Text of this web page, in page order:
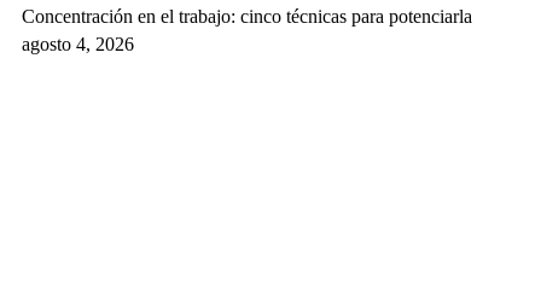
Concentración en el trabajo: cinco técnicas para potenciarla
agosto 4, 2026